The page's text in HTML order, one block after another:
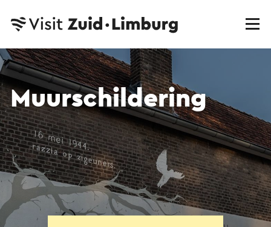
Muurschildering